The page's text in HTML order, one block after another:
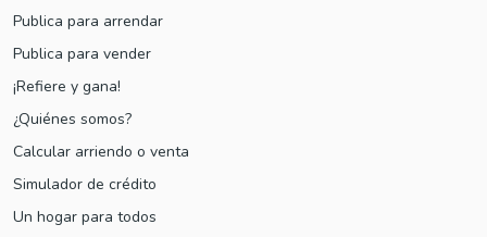
Publica para arrendar
Publica para vender
¡Refiere y gana!
¿Quiénes somos?
Calcular arriendo o venta
Simulador de crédito
Un hogar para todos